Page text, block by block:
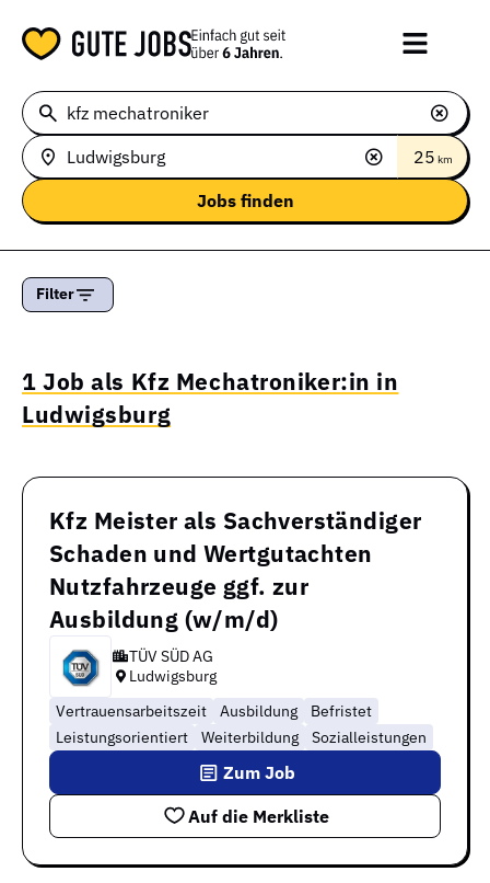
25 km
Filter
1 Job als Kfz Mechatroniker:in in
Ludwigsburg
Kfz Meister als Sachverständiger
Schaden und Wertgutachten
Nutzfahrzeuge ggf. zur
Ausbildung (w/m/d)
TÜV SÜD AG
Ludwigsburg
Vertrauensarbeitszeit
Ausbildung
Befristet
Leistungsorientiert
Weiterbildung Sozialleistungen
Auf die Merkliste
Zum Job